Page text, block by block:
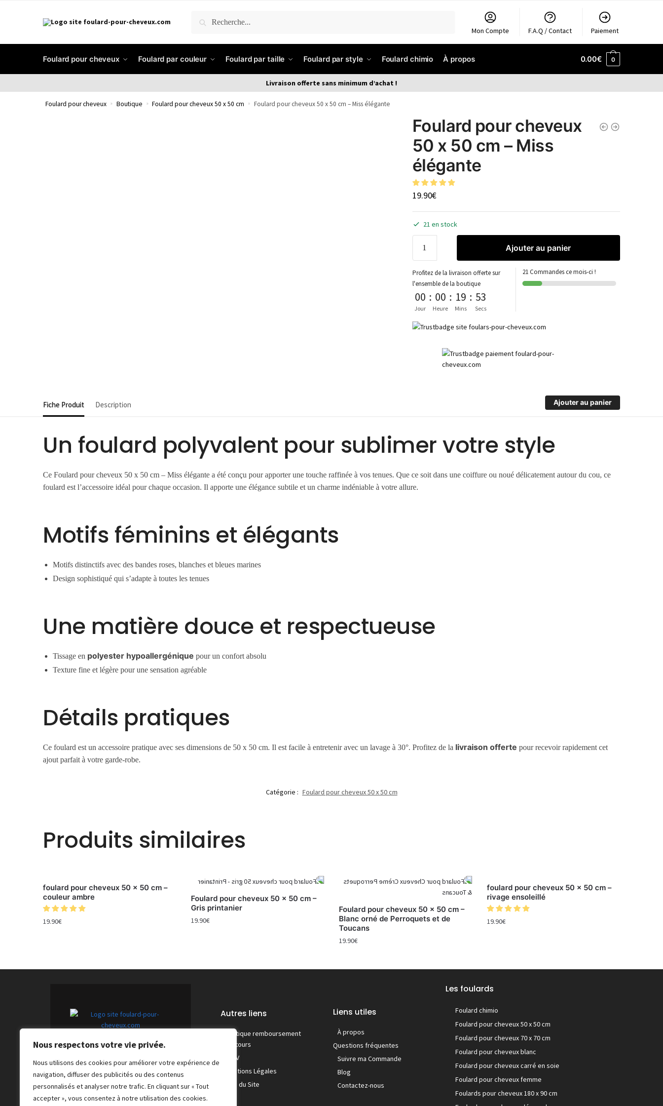
Nous respectons votre vie privée.
Nous utilisons des cookies pour améliorer votre expérience de
navigation, diffuser des publicités ou des contenus
personnalisés et analyser notre trafic. En cliquant sur « Tout
accepter », vous consentez à notre utilisation des cookies.
RECHERCHE
Mon Compte F.A.Q / Contact Paiement
Foulard pour cheveux Foulard par couleur Foulard par taille Foulard par style Foulard chimio À propos 0.00€ 0
Livraison offerte sans minimum d’achat !
Foulard pour cheveux » Boutique » Foulard pour cheveux 50 x 50 cm » Foulard pour cheveux 50 x 50 cm – Miss élégante
Foulard pour cheveux
50 x 50 cm – Miss
élégante
19.90€
21 en stock
Ajouter au panier
Profitez de la livraison offerte sur
l'ensemble de la boutique
00
Jour
: 00
Heure
: 19
Mins
: 53
Secs
21 Commandes ce mois-ci !
Fiche Produit Description Ajouter au panier
Un foulard polyvalent pour sublimer votre style
Ce Foulard pour cheveux 50 x 50 cm – Miss élégante a été conçu pour apporter une touche raffinée à vos tenues. Que ce soit dans une coiffure ou noué délicatement autour du cou, ce
foulard est l’accessoire idéal pour chaque occasion. Il apporte une élégance subtile et un charme indéniable à votre allure.
Motifs féminins et élégants
Motifs distinctifs avec des bandes roses, blanches et bleues marines
Design sophistiqué qui s’adapte à toutes les tenues
Une matière douce et respectueuse
Tissage en polyester hypoallergénique pour un confort absolu
Texture fine et légère pour une sensation agréable
Détails pratiques
Ce foulard est un accessoire pratique avec ses dimensions de 50 x 50 cm. Il est facile à entretenir avec un lavage à 30°. Profitez de la livraison offerte pour recevoir rapidement cet
ajout parfait à votre garde-robe.
Catégorie : Foulard pour cheveux 50 x 50 cm
Produits similaires
foulard pour cheveux 50 x 50 cm –
couleur ambre
19.90€
Foulard pour cheveux 50 x 50 cm –
Gris printanier
19.90€
Foulard pour cheveux 50 x 50 cm –
Blanc orné de Perroquets et de
Toucans
19.90€
foulard pour cheveux 50 x 50 cm –
rivage ensoleillé
19.90€
Foulards pour cheveux tendance :
une touche unique et chic.
Autres liens
Politique remboursement
/ retours
C.G.V
Mentions Légales
Plan du Site
Liens utiles
À propos
Questions fréquentes
Suivre ma Commande
Blog
Contactez-nous
Les foulards
Foulard chimio
Foulard pour cheveux 50 x 50 cm
Foulard pour cheveux 70 x 70 cm
Foulard pour cheveux blanc
Foulard pour cheveux carré en soie
Foulard pour cheveux femme
Foulards pour cheveux 180 x 90 cm